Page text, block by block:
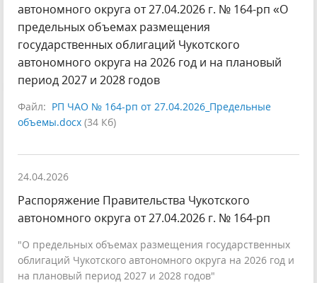
автономного округа от 27.04.2026 г. № 164-рп «О
предельных объемах размещения
государственных облигаций Чукотского
автономного округа на 2026 год и на плановый
период 2027 и 2028 годов
Файл: РП ЧАО № 164-рп от 27.04.2026_Предельные
объемы.docx (34 Кб)
24.04.2026
Распоряжение Правительства Чукотского
автономного округа от 27.04.2026 г. № 164-рп
"О предельных объемах размещения государственных
облигаций Чукотского автономного округа на 2026 год и
на плановый период 2027 и 2028 годов"